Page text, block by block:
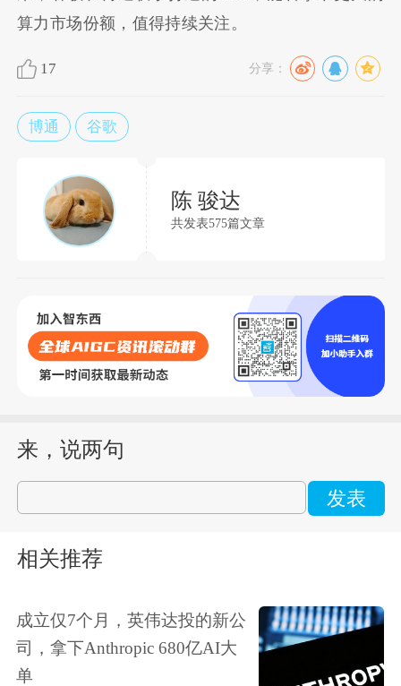
算力市场份额，值得持续关注。
17 分享：
博通 谷歌
陈 骏达
共发表575篇文章
来，说两句
发表
相关推荐
成立仅7个月，英伟达投的新公
司，拿下Anthropic 680亿AI大
单